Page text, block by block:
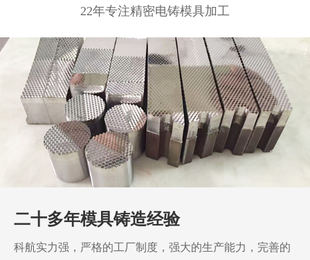
22年专注精密电铸模具加工
二十多年模具铸造经验
科航实力强，严格的工厂制度，强大的生产能力，完善的